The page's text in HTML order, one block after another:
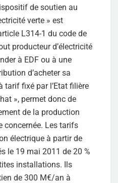
de soutien au
verte » est
L314-1 du code de
producteur d’électricité
à EDF ou à une
d’acheter sa
tarif fixé par l’Etat filière
», permet donc de
de la production
concernée. Les tarifs
électrique à partir de
le 19 mai 2011 de 20 %
installations. Ils
de 300 M€/an à